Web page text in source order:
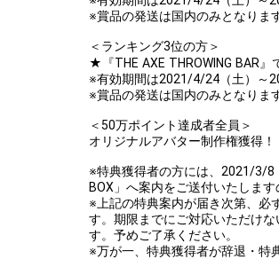
※賞品の発送は国内のみとなります
＜ランキング3位の方＞
★『THE AXE THROWING BAR』
※有効期間は2021/4/24（土）～
※賞品の発送は国内のみとなります
＜50万ポイント達成者全員＞
オリジナルアバター制作権獲得！
※特典獲得者の方には、2021/3/8
BOX」へ案内をご送付いたしま
※上記の特典案内が届き次第、必
す。期限までにご対応いただけ
す。予めご了承ください。
※万が一、特典獲得者が辞退・特